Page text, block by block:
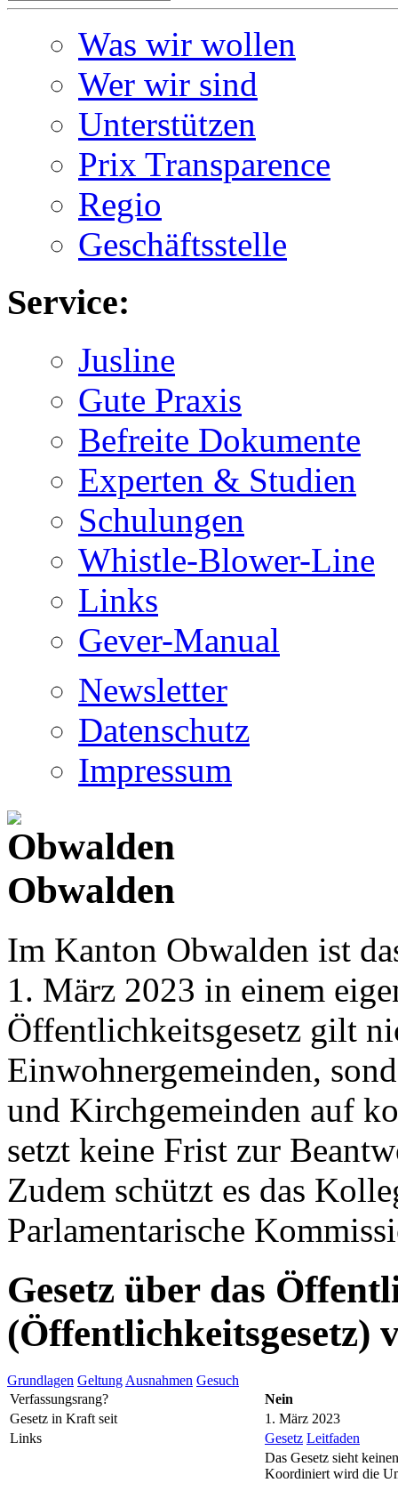
Was wir wollen
Wer wir sind
Unterstützen
Prix Transparence
Regio
Geschäftsstelle
Service:
Jusline
Gute Praxis
Befreite Dokumente
Experten & Studien
Schulungen
Whistle-Blower-Line
Links
Gever-Manual
Newsletter
Datenschutz
Impressum
Obwalden
Im Kanton Obwalden ist
1. März 2023 in einem
Öffentlichkeitsgesetz gilt
Einwohnergemeinden,
und Kirchgemeinden auf
setzt keine Frist zur
Zudem schützt es das
Parlamentarische
Gesetz über das
(Öffentlichkeitsgesetz)
Grundlagen Geltung Ausnahmen Gesuch
Verfassungsrang?
Nein
Gesetz in Kraft seit
1. März 2023
Links
Gesetz Leitfaden
Das Gesetz sieht
Koordiniert wird die